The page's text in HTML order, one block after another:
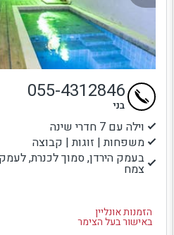
וילה עם 7 חדרי שינה
משפחות | זוגות | קבוצה
צמח
הזמנות אונליין
באישור בעל הצימר
055-4312846
בני